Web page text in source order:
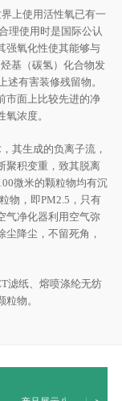
上使用活性氧已有一
理使用时是国际公认
强氧化性使其能够与
基（碳氢）化合物发
述有害装修残留物。
市面上比较先进的净
浓度。
其生成的负离子流，
聚积变重，致其脱离
微米的颗粒物均有沉
物，即PM2.5，只有
气净化器利用空气弥
降尘，不留死角，
滤纸、熔喷涤纶无纺
物。